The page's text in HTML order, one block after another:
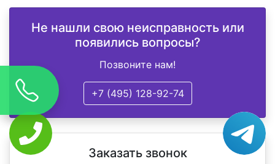
Не нашли свою неисправность или
появились вопросы?
Позвоните нам!
+7 (495) 128-92-74
Заказать звонок